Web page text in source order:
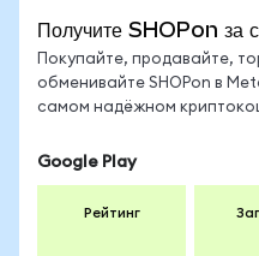
Получите SHOPon за
Покупайте, продавайте,
обменивайте SHOPon в
самом надёжном
Google Play
Рейтинг